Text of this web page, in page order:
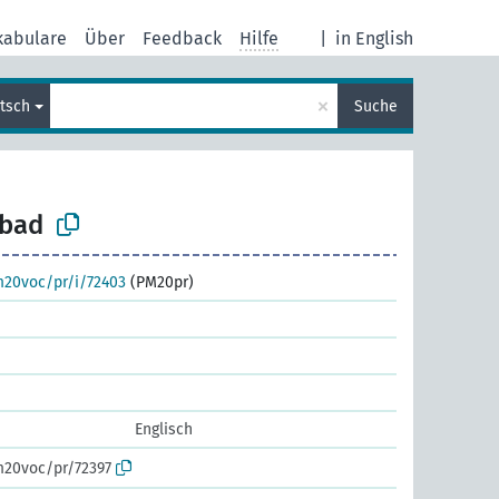
in English
Über Feedback Hilfe
× Suche
pr/i/72403 (PM20pr)
Englisch
pr/72397